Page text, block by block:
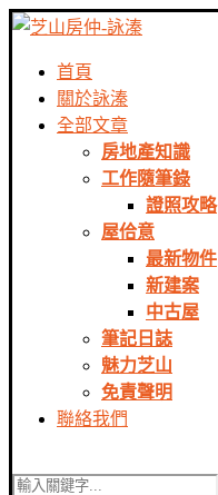
首頁
關於詠溱
全部文章
房地產知識
工作隨筆錄
證照攻略
屋佮意
最新物件
新建案
中古屋
筆記日誌
魅力芝山
免責聲明
聯絡我們